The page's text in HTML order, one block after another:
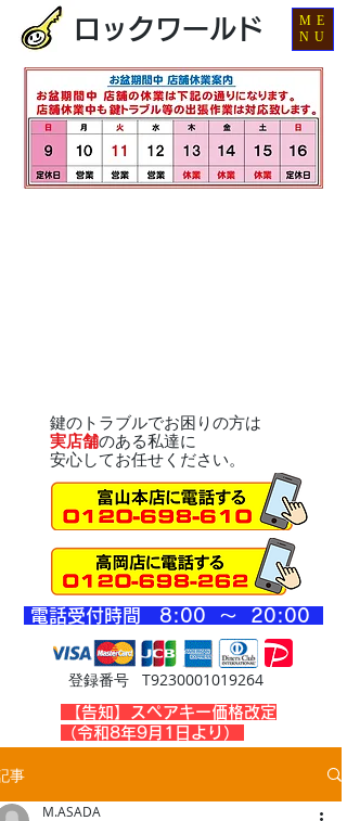
ロックワールド
鍵のトラブルでお困りの方は
実店舗のある私達に
安心してお任せください。
登録番号 T9230001019264
​電話受付時間 8:00 ～ 20:00
​【告知】スペアキー価格改定
（令和8年9月1日より）
ME
NU
事
M.ASADA